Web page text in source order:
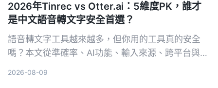
2026年Tinrec vs Otter.ai：5維度PK，誰才
是中文語音轉文字安全首選？
語音轉文字工具越來越多，但你用的工具真的安全
嗎？本文從準確率、AI功能、輸入來源、跨平台與數
2026-08-09